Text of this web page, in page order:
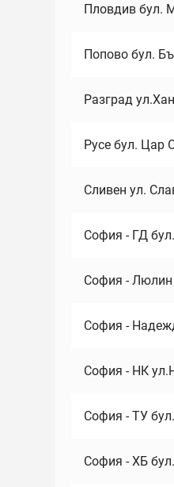
Пловдив бул.
Попово бул.
Разград
Русе бул. Цар
Сливен ул.
София - ГД
София - Люлин
София -
София - НК
София - ТУ
София - ХБ